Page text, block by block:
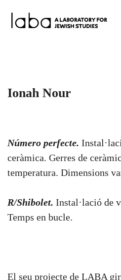
Ionah Nour
Número perfecte.
ceràmica. Gerres de
temperatura. Dimensions
R/Shibolet. Instal·lació de
Temps en bucle.
El seu projecte de LABA